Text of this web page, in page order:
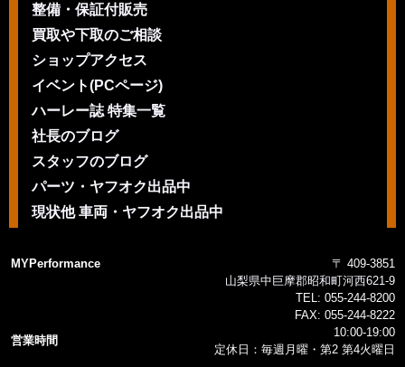
整備・保証付販売
買取や下取のご相談
ショップアクセス
イベント(PCページ)
ハーレー誌 特集一覧
社長のブログ
スタッフのブログ
パーツ・ヤフオク出品中
現状他 車両・ヤフオク出品中
MYPerformance
〒 409-3851
山梨県中巨摩郡昭和町河西621-9
TEL: 055-244-8200
FAX: 055-244-8222
営業時間
10:00-19:00
定休日：毎週月曜・第2 第4火曜日